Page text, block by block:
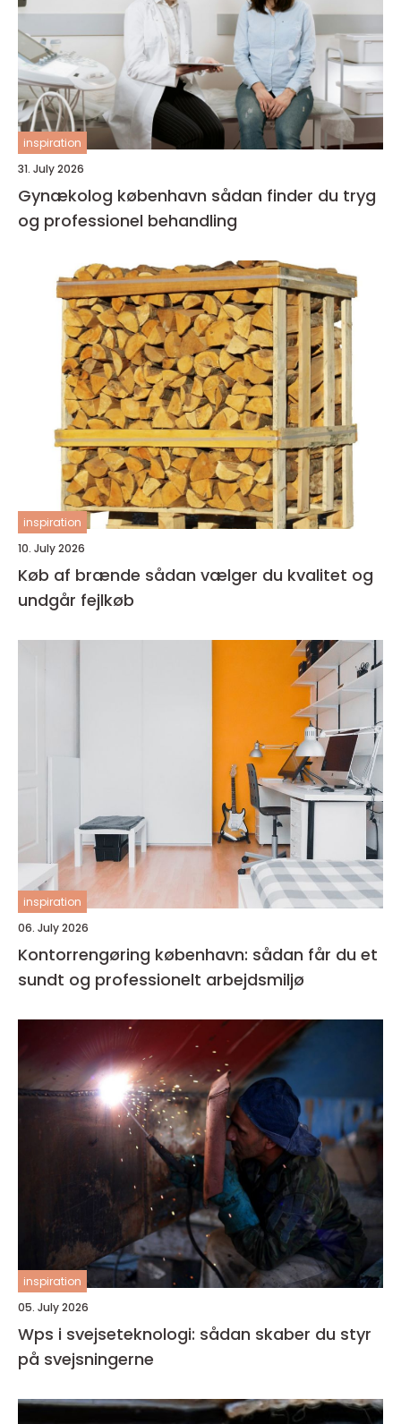
inspiration
31. July 2026
Gynækolog københavn sådan finder du tryg
og professionel behandling
inspiration
10. July 2026
Køb af brænde sådan vælger du kvalitet og
undgår fejlkøb
inspiration
06. July 2026
Kontorrengøring københavn: sådan får du et
sundt og professionelt arbejdsmiljø
inspiration
05. July 2026
Wps i svejseteknologi: sådan skaber du styr
på svejsningerne